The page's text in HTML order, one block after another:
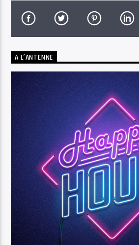
A L’ANTENNE